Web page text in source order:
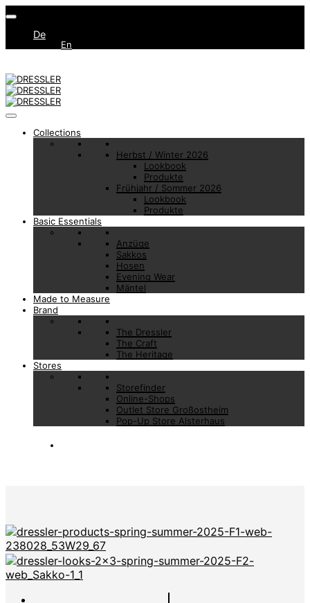
De
En
Collections
Herbst / Winter 2026
Lookbook
Produkte
Frühjahr / Sommer 2026
Lookbook
Produkte
Basic Essentials
Anzüge
Sakkos
Hosen
Evening Wear
Mäntel
Made to Measure
Brand
The Dressler
The Craft
The Heritage
Stores
Storefinder
Online-Shops
Outlet Store Großostheim
Pop-Up Store Alsterhaus